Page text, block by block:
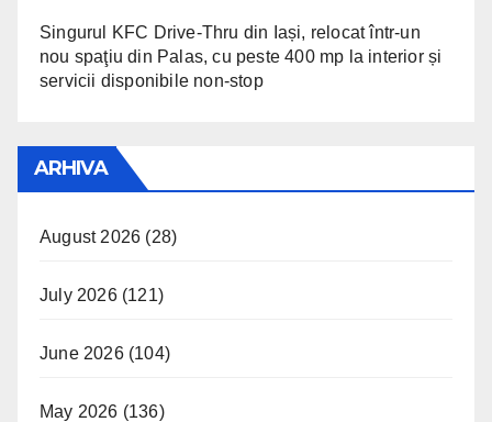
Singurul KFC Drive-Thru din Iași, relocat într-un
nou spaţiu din Palas, cu peste 400 mp la interior și
servicii disponibile non-stop
ARHIVA
August 2026 (28)
July 2026(121)
June 2026(104)
May 2026 (136)